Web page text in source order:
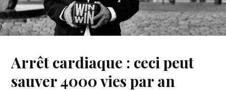
Arrêt cardiaque : ceci peut
sauver 4000 vies par an